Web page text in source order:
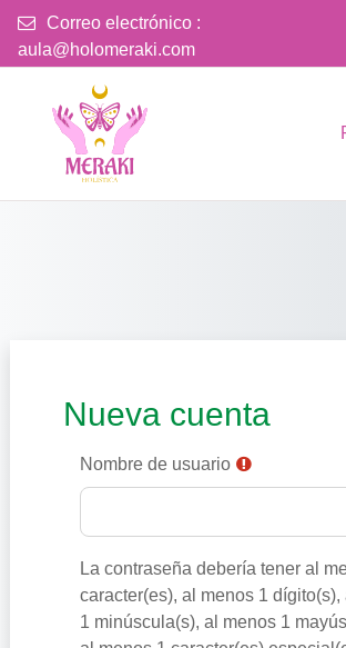
Correo electrónico :
aula@holomeraki.com
Nueva cuenta
Nombre de usuario
La contraseña debería tener al
caracter(es), al menos 1 dígito(s),
1 minúscula(s), al menos 1